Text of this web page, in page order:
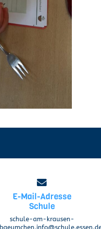
E-Mail-Adresse
Schule
schule-am-krausen-